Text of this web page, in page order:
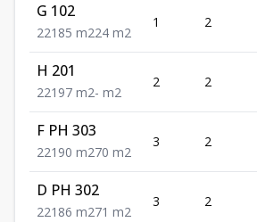
G 102
221 85 m224 m2
1 2
H 201
221 97 m2- m2
2 2
F PH 303
221 90 m270 m2
3 2
D PH 302
221 86 m271 m2
3 2